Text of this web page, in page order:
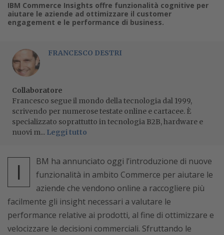
IBM Commerce Insights offre funzionalità cognitive per
aiutare le aziende ad ottimizzare il customer
engagement e le performance di business.
FRANCESCO DESTRI
Collaboratore
Francesco segue il mondo della tecnologia dal 1999,
scrivendo per numerose testate online e cartacee. È
specializzato soprattutto in tecnologia B2B, hardware e
nuovi m... Leggi tutto
I
BM ha annunciato oggi l’introduzione di nuove
funzionalità in ambito Commerce per aiutare le
aziende che vendono online a raccogliere più
facilmente gli insight necessari a valutare le
performance relative ai prodotti, al fine di ottimizzare e
velocizzare le decisioni commerciali. Sfruttando le